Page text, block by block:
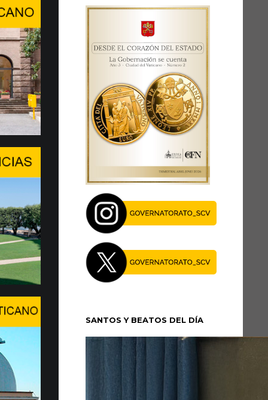
conversación de alto ni…
A LA PERSONA HUMANA EN
INTELIGENCIA ARTIFICIAL
Center Stage del Palexpo, el miércoles
de julio...
del Papa en el Foro de l…
UN MOMENTO DECISIVO
asegura la presencia de la Santa Sede y
diálogo, especialmente en este momento
de julio, el Papa León …
Apostólico de Castel Gandolfo para
en Ginebra el WSIS Forum
SANTOS Y BEATOS DEL DÍA